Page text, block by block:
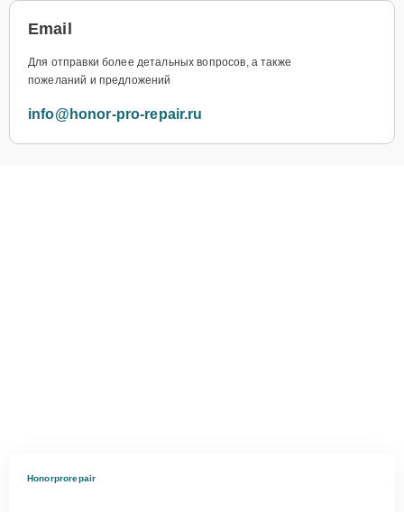
Email
Для отправки более детальных вопросов, а также
пожеланий и предложений
info@honor-pro-repair.ru
Honorprorepair